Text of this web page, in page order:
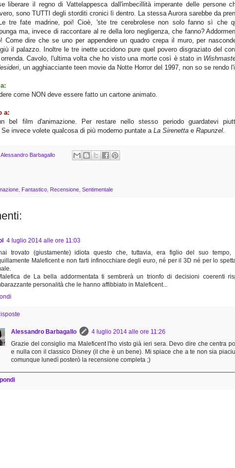
liberare il regno di Vattelappesca dall'imbecillità imperante delle persone
sono TUTTI degli storditi cronici lì dentro. La stessa Aurora sarebbe da
tre fate madrine, poi! Cioè, 'ste tre cerebrolese non solo fanno sì che
ma, invece di raccontare al re della loro negligenza, che fanno?
Come dire che se uno per appendere un quadro crepa il muro, per
il palazzo. Inoltre le tre inette uccidono pure quel povero disgraziato del
Cavolo, l'ultima volta che ho visto una morte così è stato in
, un agghiacciante teen movie da Notte Horror del 1997, non so se rendo
come NON deve essere fatto un cartone animato.
a:
bel film d'animazione. Per restare nello stesso periodo guardatevi
Se invece volete qualcosa di più moderno puntate a La Sirenetta e Rapunzel.
Alessandro Barbagallo
, Fantastico, Recensione, Sentimentale
4 luglio 2014 alle ore 11:03
trovato (giustamente) idiota questo che, tuttavia, era figlio del suo tempo,
Maleficent e non farti infinocchiare degli euro, né per il 3D né per lo
de La bella addormentata ti sembrerà un trionfo di decisioni coerenti
personalità che le hanno affibbiato in Maleficent...
Alessandro Barbagallo
4 luglio 2014 alle ore 11:26
Grazie del consiglio ma Maleficent l'ho visto già ieri sera. Devo dire che centra
e nulla con il classico Disney (il che è un bene). Mi spiace che a te non sia
comunque lunedì posterò la recensione completa ;)